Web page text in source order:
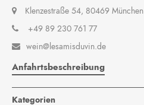
Klenzestraße 54, 80469 München
+49 89 230 761 77
 wein@lesamisduvin.de
Anfahrtsbeschreibung
Kategorien